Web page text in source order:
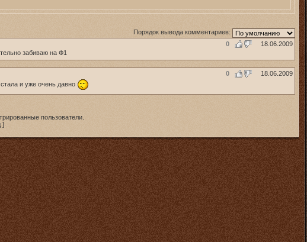
Порядок вывода комментариев:
0
18.06.2009
забиваю на Ф1
0 18.06.2009
и уже очень давно
пользователи.
]